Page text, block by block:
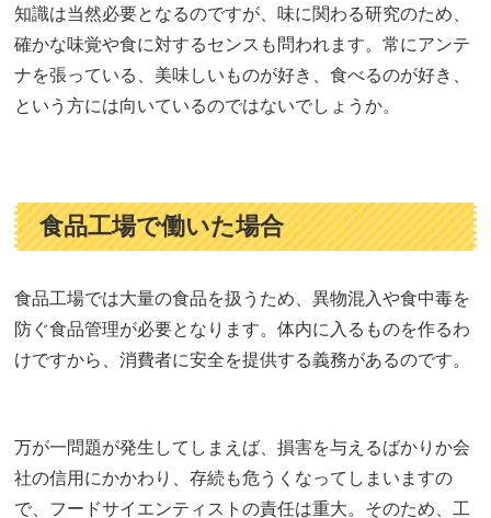
知識は当然必要となるのですが、味に関わる研究のため、
確かな味覚や食に対するセンスも問われます。常にアンテ
ナを張っている、美味しいものが好き、食べるのが好き、
という方には向いているのではないでしょうか。
食品工場で働いた場合
食品工場では大量の食品を扱うため、異物混入や食中毒を
防ぐ食品管理が必要となります。体内に入るものを作るわ
けですから、消費者に安全を提供する義務があるのです。
万が一問題が発生してしまえば、損害を与えるばかりか会
社の信用にかかわり、存続も危うくなってしまいますの
で、フードサイエンティストの責任は重大。そのため、工